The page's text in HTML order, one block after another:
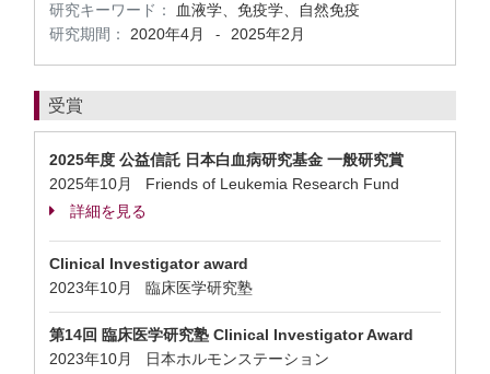
研究キーワード：
血液学、免疫学、自然免疫
研究期間：
2020年4月 - 2025年2月
受賞
2025年度 公益信託 日本白血病研究基金 一般研究賞
2025年10月 Friends of Leukemia Research Fund
詳細を見る
Clinical Investigator award
2023年10月 臨床医学研究塾
第14回 臨床医学研究塾 Clinical Investigator Award
2023年10月 日本ホルモンステーション